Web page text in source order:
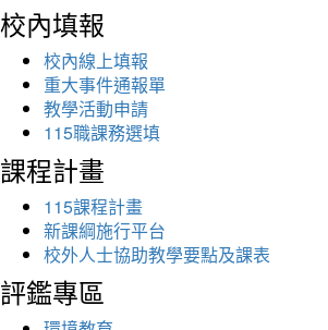
校內填報
校內線上填報
重大事件通報單
教學活動申請
115職課務選填
課程計畫
115課程計畫
新課綱施行平台
校外人士協助教學要點及課表
評鑑專區